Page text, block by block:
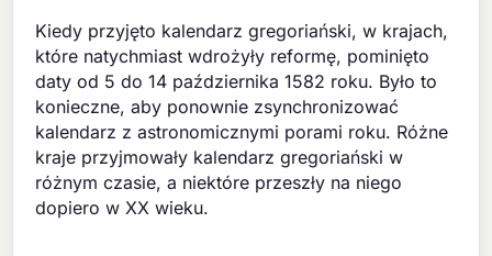
Kiedy przyjęto kalendarz gregoriański, w krajach,
które natychmiast wdrożyły reformę, pominięto
daty od 5 do 14 października 1582 roku. Było to
konieczne, aby ponownie zsynchronizować
kalendarz z astronomicznymi porami roku. Różne
kraje przyjmowały kalendarz gregoriański w
różnym czasie, a niektóre przeszły na niego
dopiero w XX wieku.